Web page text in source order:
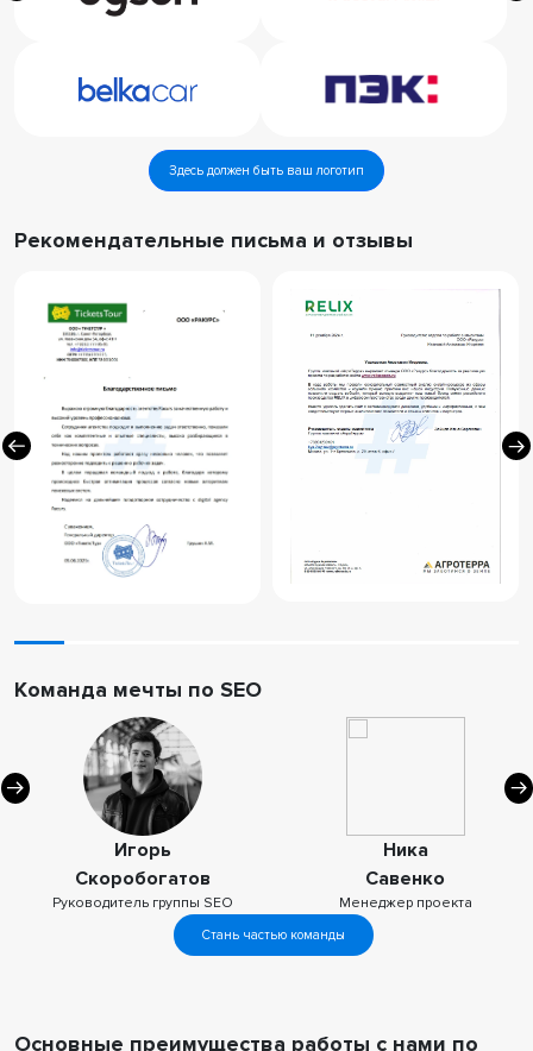
Здесь должен быть ваш логотип
Рекомендательные письма и отзывы
Команда мечты по SEO
Игорь
Скоробогатов
Руководитель группы SEO
Ника
Савенко
Менеджер проекта
Стань частью команды
Основные преимущества работы с нами по